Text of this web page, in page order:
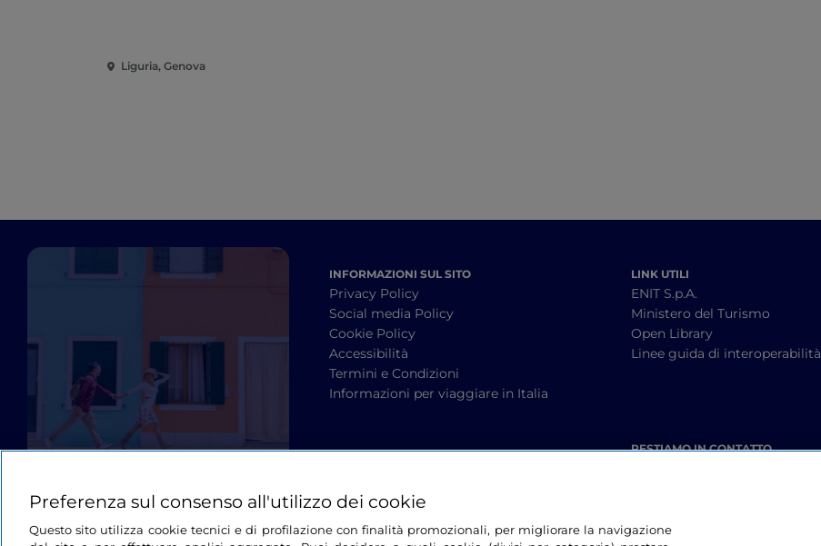
Liguria, Genova
INFORMAZIONI SUL SITO
Privacy Policy
Social media Policy
Cookie Policy
Accessibilità
Termini e Condizioni
Informazioni per viaggiare in Italia
LINK UTILI
ENIT S.p.A.
Ministero del Turismo
Open Library
Linee guida di interoperabilità
RESTIAMO IN CONTATTO
Preferenza sul consenso all'utilizzo dei cookie
Questo sito utilizza cookie tecnici e di profilazione con finalità promozionali, per migliorare la navigazione